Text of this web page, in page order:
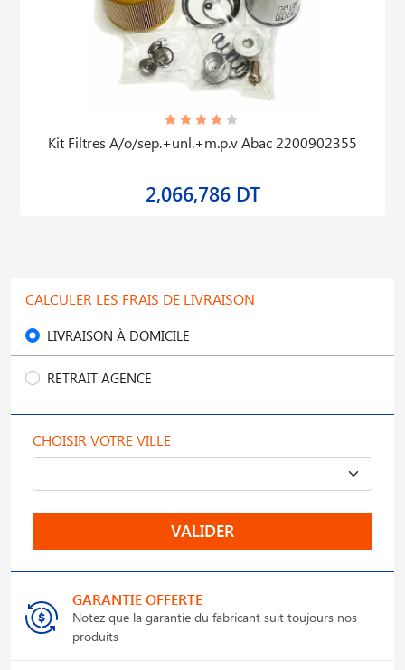
Kit Filtres A/o/sep.+unl.+m.p.v Abac 2200902355
2,066,786 DT
CALCULER LES FRAIS DE LIVRAISON
LIVRAISON À DOMICILE
RETRAIT AGENCE
CHOISIR VOTRE VILLE
VALIDER
GARANTIE OFFERTE
Notez que la garantie du fabricant suit toujours nos
produits